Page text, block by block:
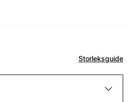
Storleksguide